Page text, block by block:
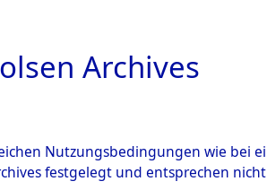
BILD
Archives
Nutzungsbedingungen wie bei
festgelegt und entsprechen